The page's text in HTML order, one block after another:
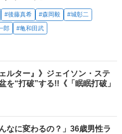
#後藤真希 #森岡毅
#城彰二
郎 #亀和田武
ルター』》ジェイソン・ステ
を“打破”する!!《「眠眠打破」
なに変わるの？」36歳男性ラ